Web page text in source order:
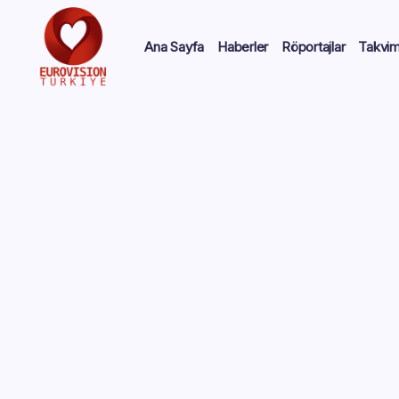
Ana Sayfa Haberler Röportajlar